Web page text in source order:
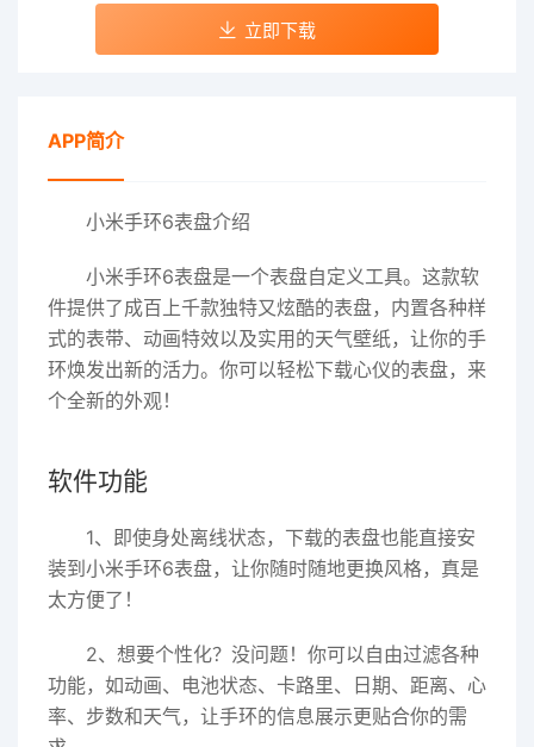
立即下载
APP简介
小米手环6表盘介绍
小米手环6表盘是一个表盘自定义工具。这款软
件提供了成百上千款独特又炫酷的表盘，内置各种样
式的表带、动画特效以及实用的天气壁纸，让你的手
环焕发出新的活力。你可以轻松下载心仪的表盘，来
个全新的外观！
软件功能
1、即使身处离线状态，下载的表盘也能直接安
装到小米手环6表盘，让你随时随地更换风格，真是
太方便了！
2、想要个性化？没问题！你可以自由过滤各种
功能，如动画、电池状态、卡路里、日期、距离、心
率、步数和天气，让手环的信息展示更贴合你的需